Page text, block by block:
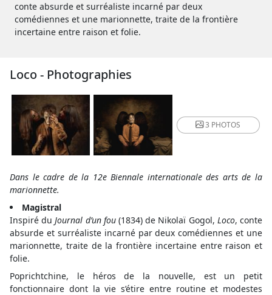
conte absurde et surréaliste incarné par deux
comédiennes et une marionnette, traite de la frontière
incertaine entre raison et folie.
Loco - Photographies
3 PHOTOS
Dans le cadre de la 12e Biennale internationale des arts de la
marionnette.
Magistral
Inspiré duJournal d’un fou(1834) de Nikolaï Gogol, Loco, conte
absurde et surréaliste incarné par deux comédiennes et une
marionnette, traite de la frontière incertaine entre raison et
folie.
Poprichtchine, le héros de la nouvelle, est un petit
fonctionnaire dont la vie s’étire entre routine et modestes